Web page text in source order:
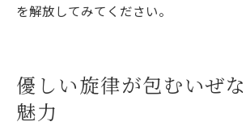
を解放してみてください。
優しい旋律が包むいぜ
魅力